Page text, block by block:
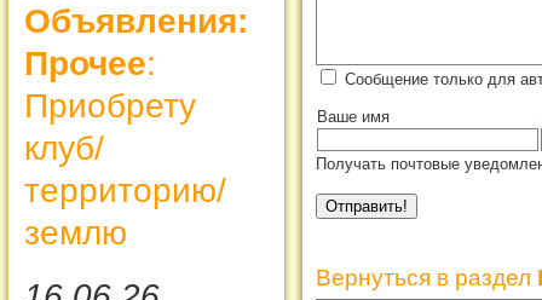
Объявления:
Прочее:
Приобрету
клуб/
территорию/
землю
Сообщение только для
Ваше имя
Получать почтовые
Вернуться в раздел